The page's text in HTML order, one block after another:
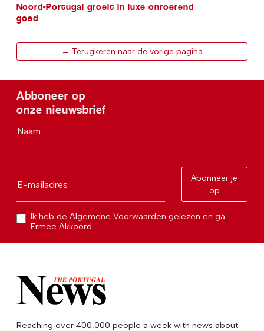
Noord-Portugal groeit in luxe onroerend
goed
← Terugkeren naar de vorige pagina
Abboneer op
onze nieuwsbrief
Naam
E-mailadres
Abonneer je
op
Ik heb de Algemene Voorwaarden gelezen en ga
Ermee Akkoord.
Reaching over 400,000 people a week with news about